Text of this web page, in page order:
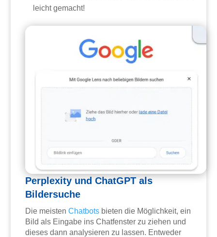
leicht gemacht!
Perplexity und ChatGPT als
Bildersuche
Die meistenChatbots bieten die Möglichkeit, ein
Bild als Eingabe ins Chatfenster zu ziehen und
dieses dann analysieren zu lassen. Entweder